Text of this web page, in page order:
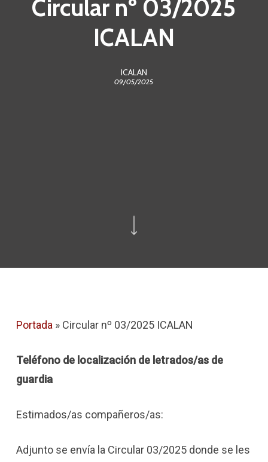
Circular nº 03/2025
ICALAN
ICALAN
09/05/2025
Portada » Circular nº 03/2025 ICALAN
Teléfono de localización de letrados/as de
guardia
Estimados/as compañeros/as:
Adjunto se envía la Circular 03/2025 donde se les